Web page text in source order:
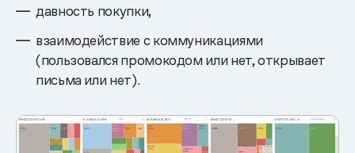
давность покупки,
взаимодействие с коммуникациями
(пользовался промокодом или нет, открывает
письма или нет).